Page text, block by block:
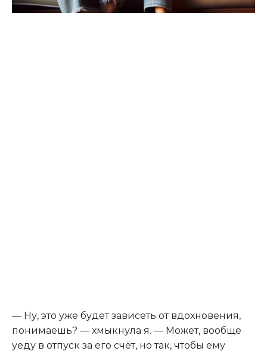
— Ну, это уже будет зависеть от вдохновения,
понимаешь? — хмыкнула я. — Может, вообще
уеду в отпуск за его счёт, но так, чтобы ему